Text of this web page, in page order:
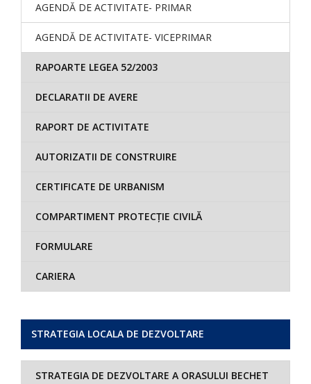
AGENDĂ DE ACTIVITATE- PRIMAR
AGENDĂ DE ACTIVITATE- VICEPRIMAR
RAPOARTE LEGEA 52/2003
DECLARATII DE AVERE
RAPORT DE ACTIVITATE
AUTORIZATII DE CONSTRUIRE
CERTIFICATE DE URBANISM
COMPARTIMENT PROTECȚIE CIVILĂ
FORMULARE
CARIERA
STRATEGIA LOCALA DE DEZVOLTARE
STRATEGIA DE DEZVOLTARE A ORASULUI BECHET